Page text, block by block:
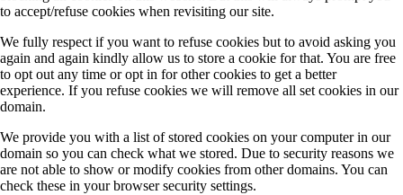
to accept/refuse cookies when revisiting our site.
We fully respect if you want to refuse cookies but to avoid asking you
again and again kindly allow us to store a cookie for that. You are free
to opt out any time or opt in for other cookies to get a better
experience. If you refuse cookies we will remove all set cookies in our
domain.
We provide you with a list of stored cookies on your computer in our
domain so you can check what we stored. Due to security reasons we
are not able to show or modify cookies from other domains. You can
check these in your browser security settings.